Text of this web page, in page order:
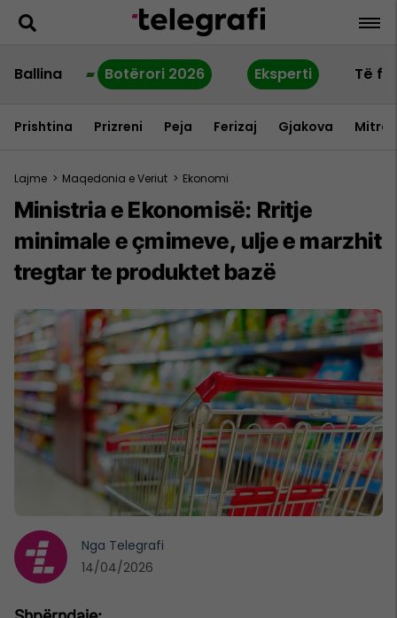
Ballina Botërori 2026 Eksperti Të
Prishtina Prizreni Peja Ferizaj Gjakova
Lajme > Maqedonia e Veriut > Ekonomi
Ministria e Ekonomisë: Rritje
minimale e çmimeve, ulje e marzhit
tregtar te produktet bazë
Nga Telegrafi
14/04/2026